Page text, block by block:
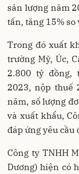
sản lượng năm
tấn, tăng 15%
Trong đó xuất
trường Mỹ, Úc,
2.800 tỷ đồng,
2023, nộp thuế
năm, số lượng
và xuất khẩu,
đáp ứng yêu cầu
Công ty TNHH
Dương) hiện có